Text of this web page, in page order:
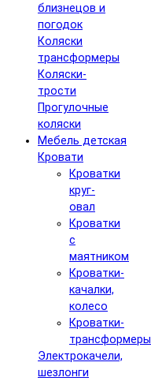
близнецов и
погодок
Коляски
трансформеры
Коляски-
трости
Прогулочные
коляски
Мебель детская
Кровати
Кроватки
круг-
овал
Кроватки
с
маятником
Кроватки-
качалки,
колесо
Кроватки-
трансформеры
Электрокачели,
шезлонги